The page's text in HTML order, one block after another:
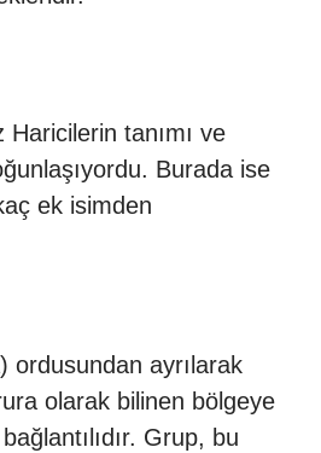
tanımı ve
Burada ise
ek isimden
ordusundan ayrılarak
olarak bilinen bölgeye
Grup, bu